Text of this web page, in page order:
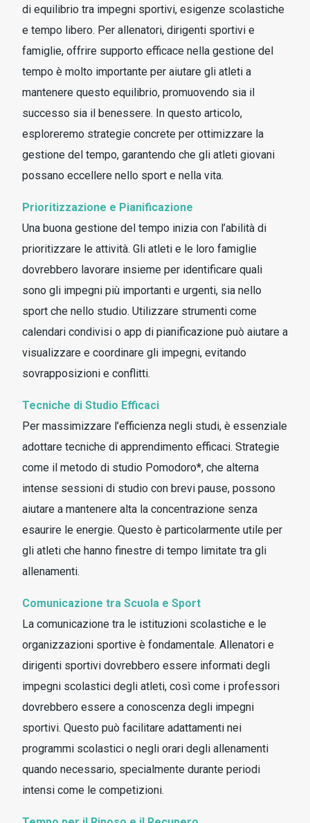
di equilibrio tra impegni sportivi, esigenze scolastiche
e tempo libero. Per allenatori, dirigenti sportivi e
famiglie, offrire supporto efficace nella gestione del
tempo è molto importante per aiutare gli atleti a
mantenere questo equilibrio, promuovendo sia il
successo sia il benessere. In questo articolo,
esploreremo strategie concrete per ottimizzare la
gestione del tempo, garantendo che gli atleti giovani
possano eccellere nello sport e nella vita.
Prioritizzazione e Pianificazione
Una buona gestione del tempo inizia con l’abilità di
prioritizzare le attività. Gli atleti e le loro famiglie
dovrebbero lavorare insieme per identificare quali
sono gli impegni più importanti e urgenti, sia nello
sport che nello studio. Utilizzare strumenti come
calendari condivisi o app di pianificazione può aiutare a
visualizzare e coordinare gli impegni, evitando
sovrapposizioni e conflitti.
Tecniche di Studio Efficaci
Per massimizzare l’efficienza negli studi, è essenziale
adottare tecniche di apprendimento efficaci. Strategie
come il metodo di studio Pomodoro*, che alterna
intense sessioni di studio con brevi pause, possono
aiutare a mantenere alta la concentrazione senza
esaurire le energie. Questo è particolarmente utile per
gli atleti che hanno finestre di tempo limitate tra gli
allenamenti.
Comunicazione tra Scuola e Sport
La comunicazione tra le istituzioni scolastiche e le
organizzazioni sportive è fondamentale. Allenatori e
dirigenti sportivi dovrebbero essere informati degli
impegni scolastici degli atleti, così come i professori
dovrebbero essere a conoscenza degli impegni
sportivi. Questo può facilitare adattamenti nei
programmi scolastici o negli orari degli allenamenti
quando necessario, specialmente durante periodi
intensi come le competizioni.